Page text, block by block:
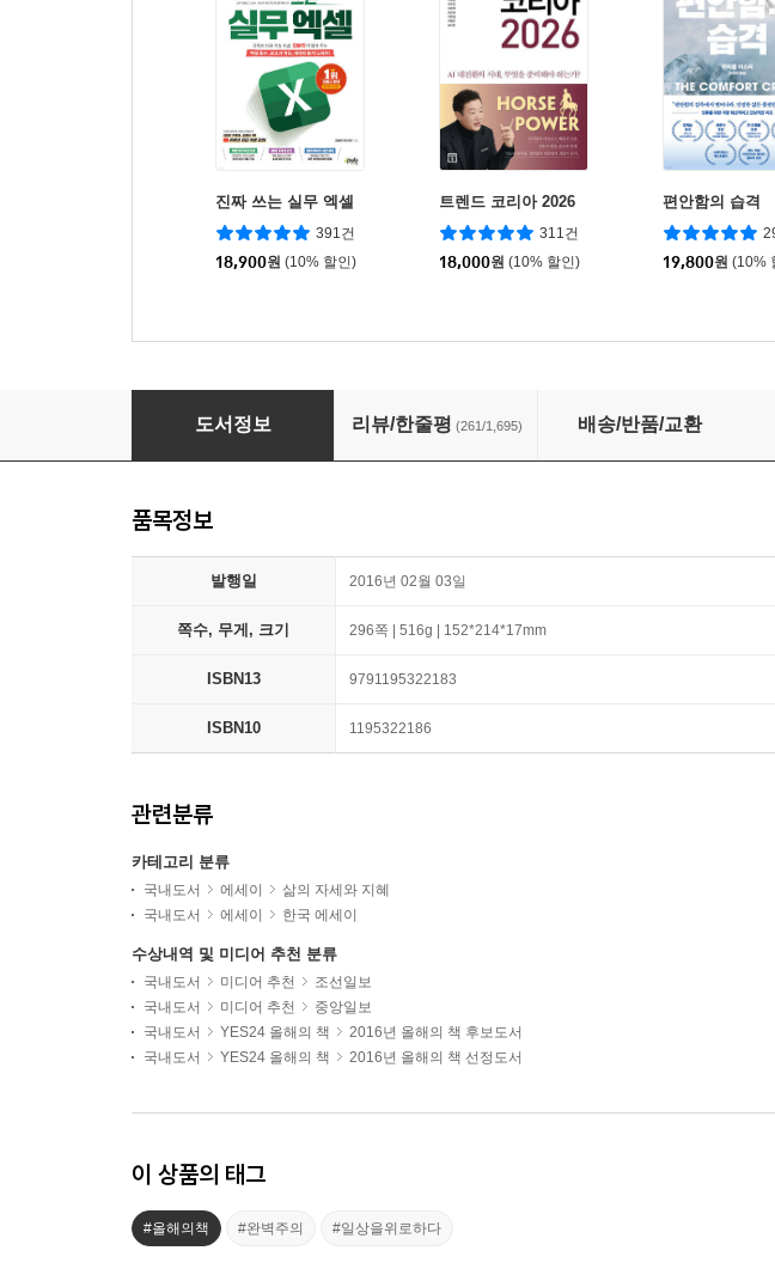
진짜 쓰는 실무 엑셀
391건
18,900원 (10% 할인)
트렌드 코리아 2026
311건
18,000원 (10% 할인)
편안함의 습격
19,800원 (10%
완벽하지 않은 것들에 대한 사랑
도서정보 리뷰/한줄평 (261/1,695) 배송/반품/교환
품목정보
발행일 2016년 02월 03일
쪽수, 무게, 크기 296쪽 | 516g | 152*214*17mm
ISBN13 9791195322183
ISBN10 1195322186
관련분류
카테고리 분류
국내도서 에세이
삶의 자세와 지혜
국내도서
에세이 한국 에세이
수상내역 및 미디어 추천 분류
국내도서 미디어 추천
조선일보
국내도서
미디어 추천
중앙일보
국내도서
YES24 올해의 책
2016년 올해의 책 후보도서
국내도서
YES24 올해의 책 2016년 올해의 책 선정도서
이 상품의 태그
#올해의책 #완벽주의 #일상을위로하다